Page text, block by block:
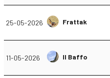
25-05-2026 Frattak
11-05-2026 Il Baffo